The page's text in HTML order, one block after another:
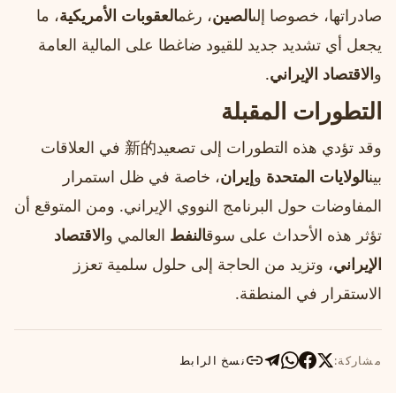
صادراتها، خصوصا إلىالصين، رغمالعقوبات الأمريكية، ما
يجعل أي تشديد جديد للقيود ضاغطا على المالية العامة
والاقتصاد الإيراني.
التطورات المقبلة
وقد تؤدي هذه التطورات إلى تصعيد新的 في العلاقات
بينالولايات المتحدة وإيران، خاصة في ظل استمرار
المفاوضات حول البرنامج النووي الإيراني. ومن المتوقع أن
تؤثر هذه الأحداث على سوقالنفط العالمي والاقتصاد
الإيراني، وتزيد من الحاجة إلى حلول سلمية تعزز
الاستقرار في المنطقة.
مشاركة: نسخ الرابط